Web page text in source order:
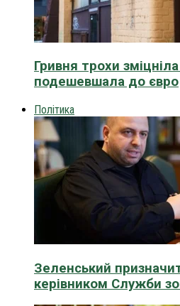
Гривня трохи
подешевшала до євро
Політика
Зеленський
керівником Служби